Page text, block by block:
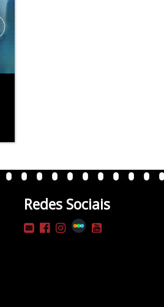
Redes Sociais